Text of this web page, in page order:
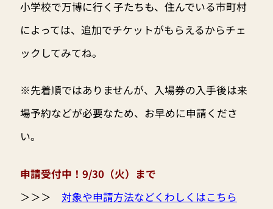
小学校で万博に行く子たちも、住んでいる市町村
によっては、追加でチケットがもらえるからチェ
ックしてみてね。
※先着順ではありませんが、入場券の入手後は来
場予約などが必要なため、お早めに申請くださ
い。
申請受付中！9/30（火）まで
＞＞＞ 対象や申請方法などくわしくはこちら